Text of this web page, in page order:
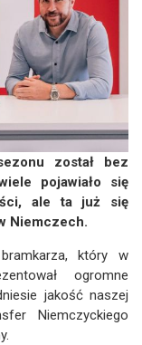
został bez
pojawiało się
ale ta już się
Niemczech.
który w
ogromne
jakość naszej
Niemczyckiego